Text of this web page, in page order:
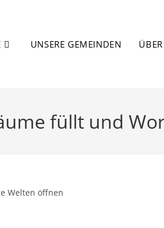
UNSERE GEMEINDEN
füllt und